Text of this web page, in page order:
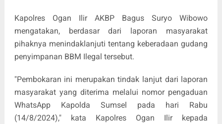
Kapolres Ogan Ilir AKBP Bagus Suryo Wibowo
mengatakan, berdasar dari laporan masyarakat
pihaknya menindaklanjuti tentang keberadaan gudang
penyimpanan BBM Ilegal tersebut.
"Pembokaran ini merupakan tindak lanjut dari laporan
masyarakat yang diterima melalui nomor pengaduan
WhatsApp Kapolda Sumsel pada hari Rabu
(14/8/2024)," kata Kapolres Ogan Ilir kepada